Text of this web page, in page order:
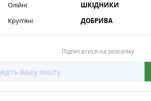
Олійні
Круп’яні
ШКІДНИКИ
ДОБРИВА
Підписатися на розсилку